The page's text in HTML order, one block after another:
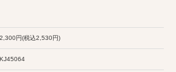
2,300円(税込2,530円)
KJ45064